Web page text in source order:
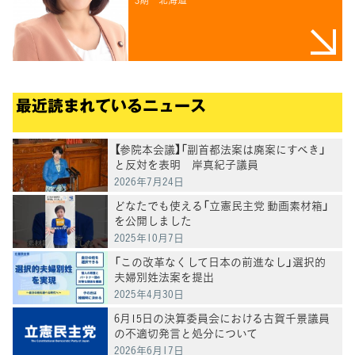
最近読まれているニュース
【参院本会議】「副首都法案は廃案にすべき」
と反対を表明 岸真紀子議員
2026年7月24日
どなたでも使える「立憲民主党 動画素材箱」
を公開しました
2025年10月7日
「この改革なくして日本の前進なし」選択的
夫婦別姓法案を提出
2025年4月30日
6月15日の決算委員会における古賀千景議員
の不適切発言と処分について
2026年6月17日